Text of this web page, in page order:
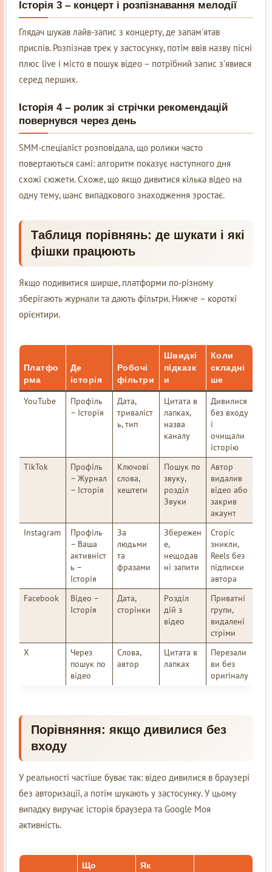
Історія 3 – концерт і розпізнавання мелодії
Глядач шукав лайв-запис з концерту, де запам’ятав
приспів. Розпізнав трек у застосунку, потім ввів назву пісні
плюс live і місто в пошук відео – потрібний запис з’явився
серед перших.
Історія 4 – ролик зі стрічки рекомендацій
повернувся через день
SMM-спеціаліст розповідала, що ролики часто
повертаються самі: алгоритм показує наступного дня
схожі сюжети. Схоже, що якщо дивитися кілька відео на
одну тему, шанс випадкового знаходження зростає.
Таблиця порівнянь: де шукати і які
фішки працюють
Якщо подивитися ширше, платформи по-різному
зберігають журнали та дають фільтри. Нижче – короткі
орієнтири.
Платфо
рма
Де
історія
Робочі
фільтри
Швидкі
підказк
и
Коли
складні
ше
YouTube
Профіль
– Історія
Дата,
триваліст
ь, тип
Цитата в
лапках,
назва
каналу
Дивилися
без входу
і
очищали
історію
TikTok
Профіль
– Журнал
– Історія
Ключові
слова,
хештеги
Пошук по
звуку,
розділ
Звуки
Автор
видалив
відео або
закрив
акаунт
Instagram
Профіль
– Ваша
активніст
ь –
Історія
За
людьми
та
фразами
Збережен
е,
нещодав
ні запити
Сторіс
зникли,
Reels без
підписки
автора
Facebook
Відео –
Історія
Дата,
сторінки
Розділ
дій з
відео
Приватні
групи,
видалені
стріми
X
Через
пошук по
відео
Слова,
автор
Цитата в
лапках
Перезали
ви без
оригіналу
Порівняння: якщо дивилися без
входу
У реальності частіше буває так: відео дивилися в браузері
без авторизації, а потім шукають у застосунку. У цьому
випадку виручає історія браузера та Google Моя
активність.
Що
Як